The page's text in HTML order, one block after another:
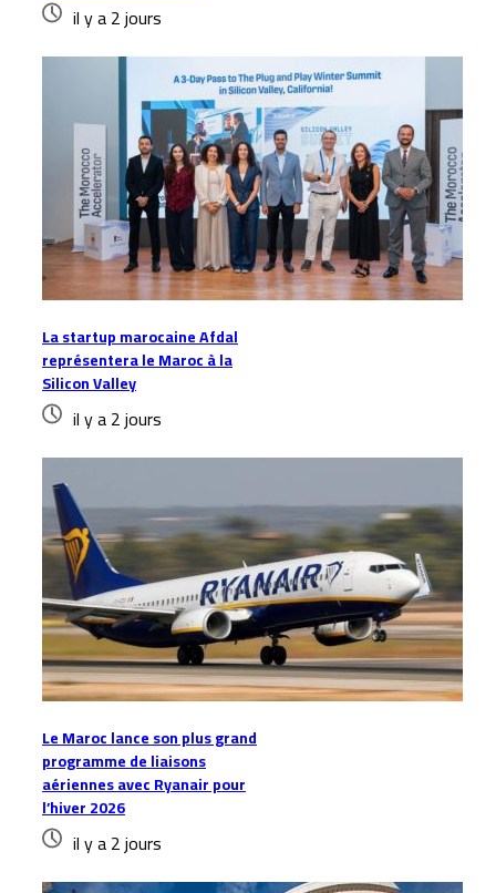
il y a 2 jours
La startup marocaine Afdal
représentera le Maroc à la
Silicon Valley
il y a 2 jours
Le Maroc lance son plus grand
programme de liaisons
aériennes avec Ryanair pour
l’hiver 2026
il y a 2 jours